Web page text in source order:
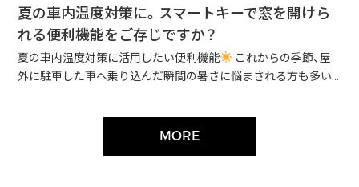
夏の車内温度対策に。スマートキーで窓を開けら
れる便利機能をご存じですか？
夏の車内温度対策に活用したい便利機能
これからの季節、屋
外に駐車した車へ乗り込んだ瞬間の暑さに悩まされる方も多い...
MORE